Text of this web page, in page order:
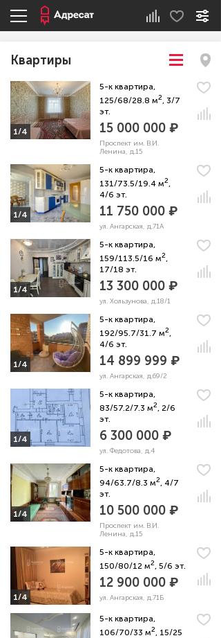
Квартиры
1/4
5-к квартира,
125/68/28.8 м2, 3/7
эт.
15 000 000 ₽
Проспект им. В.И.
Ленина, д.15
1/4
5-к квартира,
131/73.5/19.4 м2,
4/6 эт.
11 750 000 ₽
ул. Ангарская, д.71А
1/4
5-к квартира,
159/113.5/16 м2,
17/18 эт.
13 300 000 ₽
ул. Хользунова, д.18/1
1/4
5-к квартира,
192/95.7/31.7 м2,
4/6 эт.
14 899 999 ₽
ул. Ангарская, д.69/2
1/4
5-к квартира,
83/57.2/7.3 м2, 2/6
эт.
6 300 000 ₽
ул. Федотова, д.4
1/4
5-к квартира,
94/63.7/8.3 м2, 4/7
эт.
10 500 000 ₽
Проспект им. В.И.
Ленина, д.15
1/4
5-к квартира,
150/80/12 м2, 5/6 эт.
12 900 000 ₽
ул. Ангарская, д.71Б
5-к квартира,
106/70/33 м2, 15/25